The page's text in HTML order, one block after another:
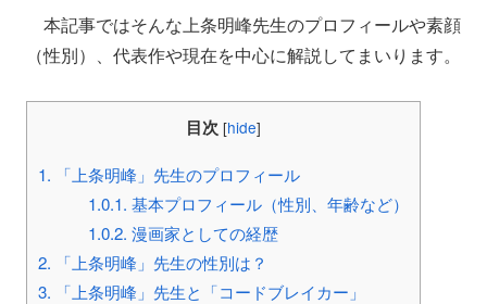
本記事ではそんな上条明峰先生のプロフィールや素顔
（性別）、代表作や現在を中心に解説してまいります。
目次 [hide]
1. 「上条明峰」先生のプロフィール
1.0.1. 基本プロフィール（性別、年齢など）
1.0.2. 漫画家としての経歴
2. 「上条明峰」先生の性別は？
3. 「上条明峰」先生と「コードブレイカー」